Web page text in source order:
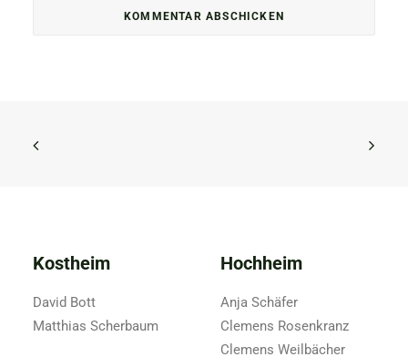
Kostheim
David Bott
Matthias Scherbaum
Hochheim
Anja Schäfer
Clemens Rosenkranz
Clemens Weilbächer